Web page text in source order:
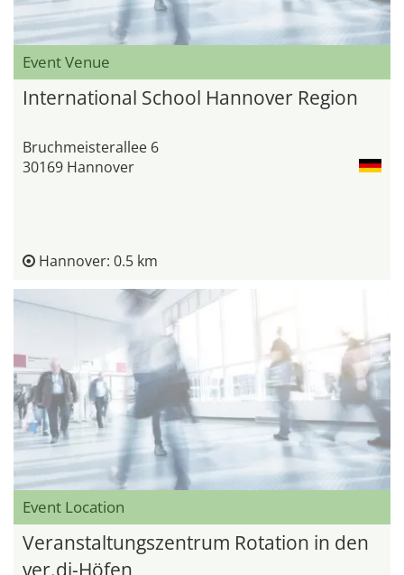
Event Venue
International School Hannover Region
Bruchmeisterallee 6
30169 Hannover
Hannover: 0.5 km
Event Location
Veranstaltungszentrum Rotation in den
ver.di-Höfen